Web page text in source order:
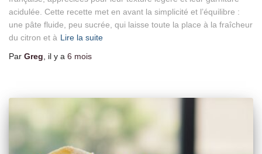
acidulée. Cette recette met en avant la simplicité et l’équilibre :
une pâte fluide, peu sucrée, qui laisse toute la place à la fraîcheur
du citron et à Lire la suite
Par Greg , il y a 6 mois